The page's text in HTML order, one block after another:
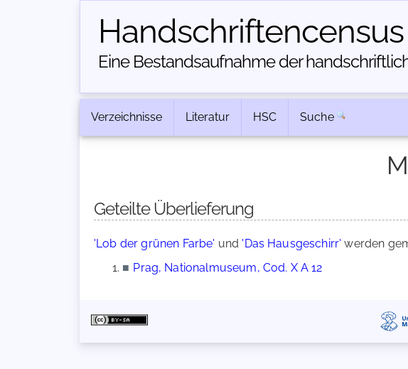
Handschriften­census
Eine Bestandsaufnahme der
Verzeichnisse Literatur HSC Suche
Geteilte Überlieferung
'Lob der grünen Farbe' und 'Das Hausgeschirr' werden
■ Prag, Nationalmuseum, Cod. X A 12